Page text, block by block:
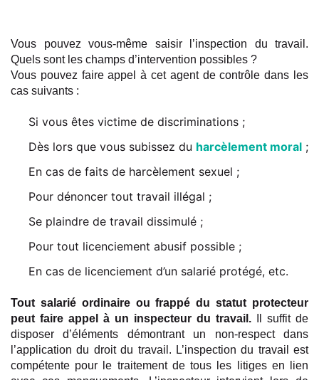
Vous pouvez vous-même saisir l’inspection du travail.
Quels sont les champs d’intervention possibles ?
Vous pouvez faire appel à cet agent de contrôle dans les
cas suivants :
Si vous êtes victime de discriminations ;
Dès lors que vous subissez du harcèlement moral ;
En cas de faits de harcèlement sexuel ;
Pour dénoncer tout travail illégal ;
Se plaindre de travail dissimulé ;
Pour tout licenciement abusif possible ;
En cas de licenciement d’un salarié protégé, etc.
Tout salarié ordinaire ou frappé du statut protecteur
peut faire appel à un inspecteur du travail. Il suffit de
disposer d’éléments démontrant un non-respect dans
l’application du droit du travail. L’inspection du travail est
compétente pour le traitement de tous les litiges en lien